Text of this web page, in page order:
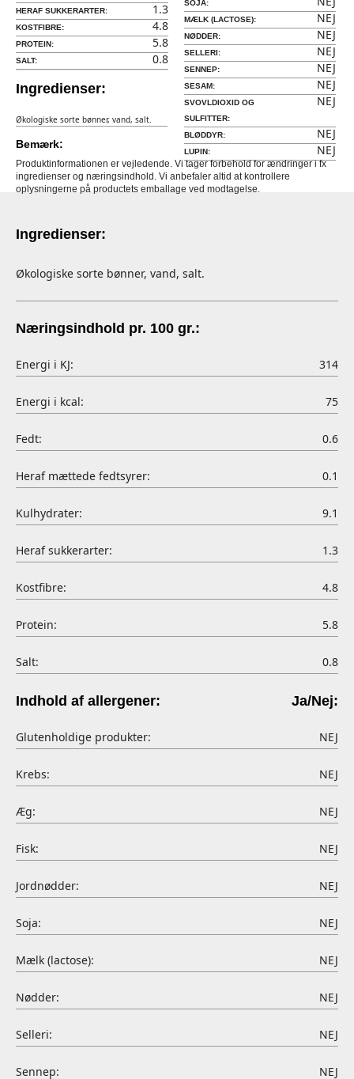
HERAF SUKKERARTER: 1.3
KOSTFIBRE: 4.8
PROTEIN: 5.8
SALT: 0.8
Ingredienser:
Økologiske sorte bønner, vand, salt.
SOJA:
MÆLK (LACTOSE): NEJ
NØDDER: NEJ
SELLERI: NEJ
SENNEP: NEJ
SESAM: NEJ
SVOVLDIOXID OG
SULFITTER:
NEJ
BLØDDYR: NEJ
LUPIN: NEJ
Bemærk:
Produktinformationen er vejledende. Vi tager forbehold for ændringer i fx
ingredienser og næringsindhold. Vi anbefaler altid at kontrollere
oplysningerne på productets emballage ved modtagelse.
Ingredienser:
Økologiske sorte bønner, vand, salt.
Næringsindhold pr. 100 gr.:
Energi i KJ: 314
Energi i kcal: 75
Fedt: 0.6
Heraf mættede fedtsyrer: 0.1
Kulhydrater: 9.1
Heraf sukkerarter: 1.3
Kostfibre: 4.8
Protein: 5.8
Salt: 0.8
Indhold af allergener: Ja/Nej:
Glutenholdige produkter: NEJ
Krebs: NEJ
Æg: NEJ
Fisk: NEJ
Jordnødder: NEJ
Soja: NEJ
Mælk (lactose): NEJ
Nødder: NEJ
Selleri: NEJ
Sennep: NEJ